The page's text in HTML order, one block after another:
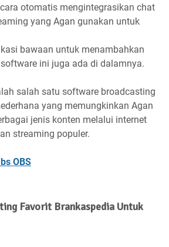
otomatis mengintegrasikan chat
yang Agan gunakan untuk
bawaan untuk menambahkan
ini juga ada di dalamnya.
salah satu software broadcasting
yang memungkinkan Agan
jenis konten melalui internet
streaming populer.
OBS
Favorit Brankaspedia Untuk